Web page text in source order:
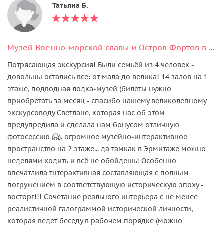
Татьяна Б.
Музей Военно-морской славы и Остров Фортов в Кронштадте
Потрясающая экскурсия! Были семьёй из 4 человек -
довольны остались все: от мала до велика! 14 залов на 1
этаже, подводная лодка-музей (билеты нужно
приобретать за месяц - спасибо нашему великолепному
экскурсоводу Светлане, которая нас об этом
предупредила и сделала нам бонусом отличную
фотосессию 🤗), огромное музейно-интерактивное
пространство на 2 этаже... да тамкак в Эрмитаже можно
неделями ходить и всё не обойдешь! Особенно
впечатлила тнтерактивная составляющая с полным
погружением в соответствующую историческую эпоху -
восторг!!! Сочетание реального интерьера с не менее
реалистичной галограммой исторической личности,
которая ведет беседу в рабочем порядке (можно